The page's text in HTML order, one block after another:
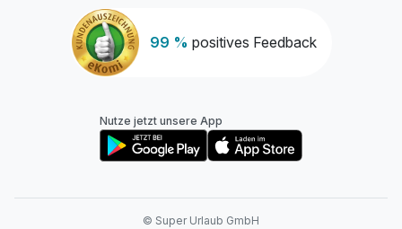
99 % positives Feedback
Nutze jetzt unsere App
© Super Urlaub GmbH